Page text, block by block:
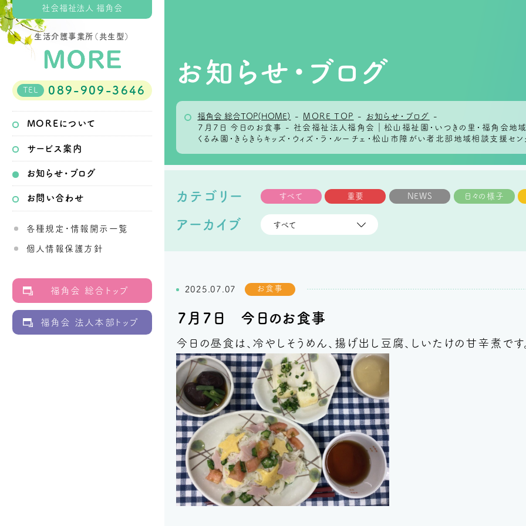
社会福祉法人 福角会
生活介護事業所（共生型）
TEL 089-909-3646
MOREについて
サービス案内
お知らせ・ブログ
お問い合わせ
各種規定・情報開示一覧
個人情報保護方針
福角会 総合トップ
福角会 法人本部トップ
お知らせ・ブログ
福角会 総合TOP(HOME) - MORE TOP - お知らせ・ブログ
-
７月７日 今日のお食事 - 社会福祉法人福角会｜松山福祉園・いつきの里・福角会地
くるみ園・きらきらキッズ・ウィズ・ラ・ルーチェ・松山市障がい者北部地域相談支援セ
カテゴリー すべて 重要 NEWS 日々の様子
アーカイブ
2025.07.07 お食事
７月７日 今日のお食事
今日の昼食は、冷やしそうめん、揚げ出し豆腐、しいたけの甘辛煮 です